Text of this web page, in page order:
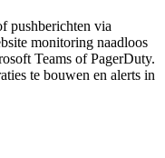
pushberichten via
monitoring naadloos
Teams of PagerDuty.
te bouwen en alerts in